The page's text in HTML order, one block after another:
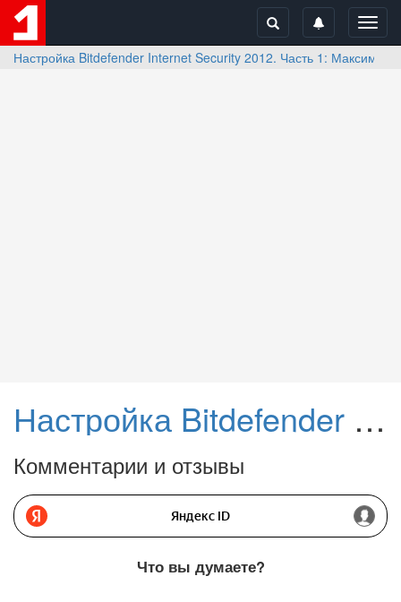
Настройка Bitdefender Internet Security 2012. Часть 1:
Настройка Bitdefender Internet Security 2012. Часть 1: Максимальная защита
Комментарии и отзывы